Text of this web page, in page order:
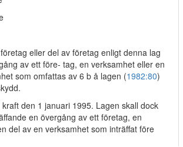
eller del av företag enligt denna lag
av ett före- tag, en verksamhet eller en
som omfattas av 6 b å lagen (1982:80)
den 1 januari 1995. Lagen skall dock
en övergång av ett företag, en
del av en verksamhet som inträffat före